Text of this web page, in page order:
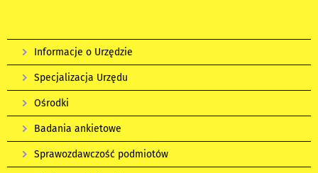
Informacje o Urzędzie
Specjalizacja Urzędu
Ośrodki
Badania ankietowe
Sprawozdawczość podmiotów